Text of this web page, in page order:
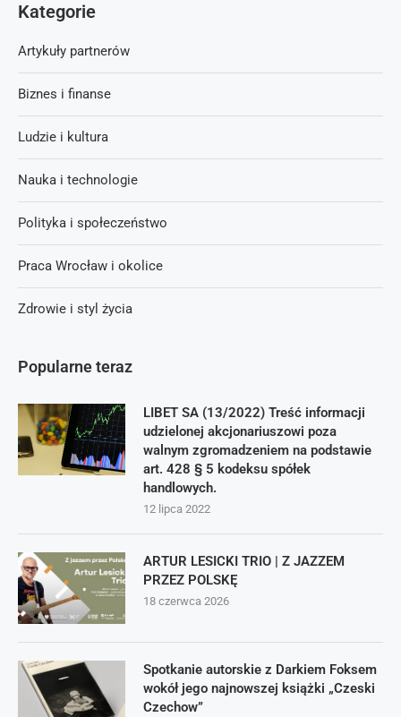
Popularne teraz
LIBET SA (13/2022) Treść informacji
udzielonej akcjonariuszowi poza
walnym zgromadzeniem na podstawie
art. 428 § 5 kodeksu spółek
handlowych.
12 lipca 2022
ARTUR LESICKI TRIO | Z JAZZEM
PRZEZ POLSKĘ
18 czerwca 2026
Spotkanie autorskie z Darkiem Foksem
wokół jego najnowszej książki „Czeski
Czechow”
Kategorie
Artykuły partnerów
Biznes i finanse
Ludzie i kultura
Nauka i technologie
Polityka i społeczeństwo
Praca Wrocław i okolice
Zdrowie i styl życia